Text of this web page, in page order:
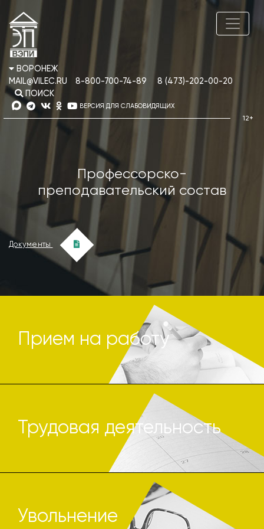
ВОРОНЕЖ
MAIL@VILEC.RU
8-800-700-74-89
8 (473)-202-00-20
ПОИСК
ВЕРСИЯ ДЛЯ СЛАБОВИДЯЩИХ
Профессорско-
преподавательский состав
Документы
Прием на работу
Трудовая деятельность
Увольнение